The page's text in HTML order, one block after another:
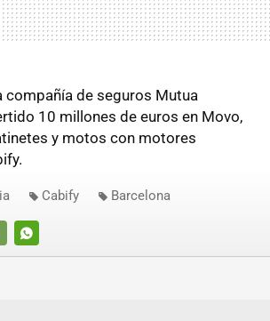
compañía de seguros Mutua
10 millones de euros en Movo,
y motos con motores
WHATSAPP
Cabify Barcelona